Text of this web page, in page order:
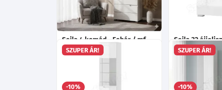
Seila 4 komód - Fehér / mf.
fehér
-10%
Seila 32
Fehér / mf.
-10%
SZUPER ÁR! SZUPER ÁR!